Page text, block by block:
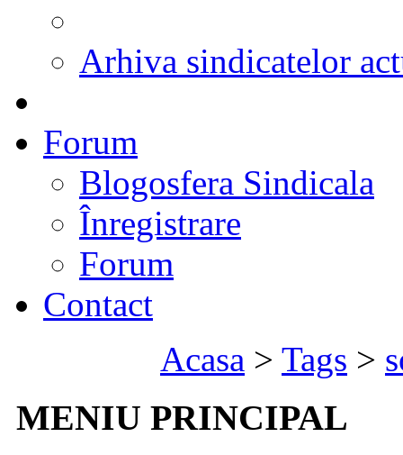
Arhiva sindicatelor
Forum
Blogosfera Sindicala
Înregistrare
Forum
Contact
Acasa > Tags >
MENIU PRINCIPAL